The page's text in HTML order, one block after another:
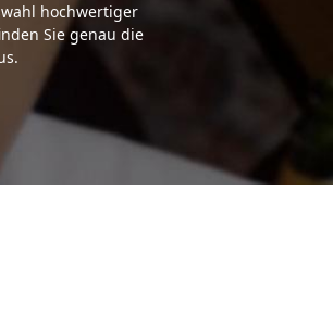
hochwertiger
Sie genau die